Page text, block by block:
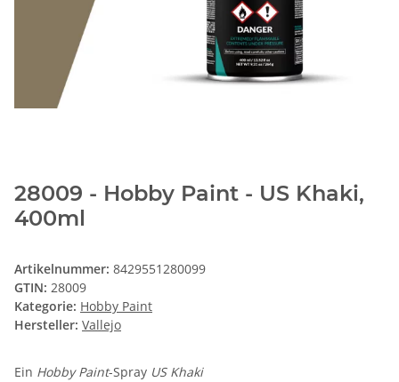
28009 - Hobby Paint - US Khaki,
400ml
Artikelnummer: 8429551280099
GTIN: 28009
Kategorie: Hobby Paint
Hersteller: Vallejo
Ein Hobby Paint-Spray US Khaki